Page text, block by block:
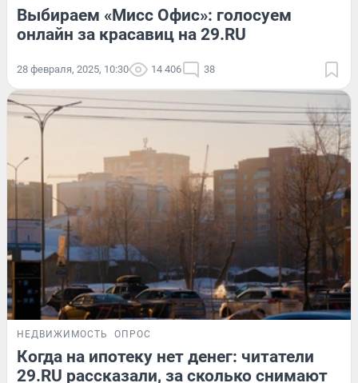
Выбираем «Мисс Офис»: голосуем
онлайн за красавиц на 29.RU
28 февраля, 2025, 10:30 14 406 38
НЕДВИЖИМОСТЬ ОПРОС
Когда на ипотеку нет денег: читатели
29.RU рассказали, за сколько снимают